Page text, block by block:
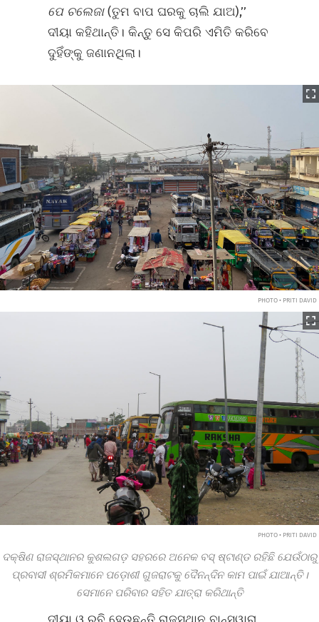
ପେ ଚଲେଜା(ତୁମ ବାପ ଘରକୁ ଚାଲି ଯାଅ),’’
ଦୀୟା କହିଥାନ୍ତି। କିନ୍ତୁ ସେ କିପରି ଏମିତି କରିବେ
ଦୁହିଁଙ୍କୁ ଜଣାନଥିଲା।
PHOTO • PRITI DAVID
PHOTO • PRITI DAVID
ଦକ୍ଷିଣ ରାଜସ୍ଥାନର କୁଶଲଗଡ଼ ସହରରେ ଅନେକ ବସ୍‌ ଷ୍ଟାଣ୍ଡ ରହିଛି ଯେଉଁଠାରୁ
ପ୍ରବାସୀ ଶ୍ରମିକମାନେ ପଡ଼ୋଶୀ ଗୁଜରାଟକୁ ଦୈନନ୍ଦିନ କାମ ପାଇଁ ଯାଆନ୍ତି।
ସେମାନେ ପରିବାର ସହିତ ଯାତ୍ରା କରିଥାନ୍ତି